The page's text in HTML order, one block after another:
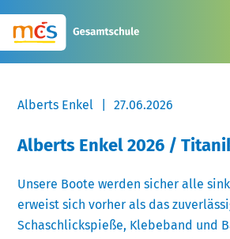
Alberts Enkel 27.06.2026
Alberts Enkel 2026 /
Unsere Boote werden sicher alle
erweist sich vorher als das
Schaschlickspieße, Klebeband und